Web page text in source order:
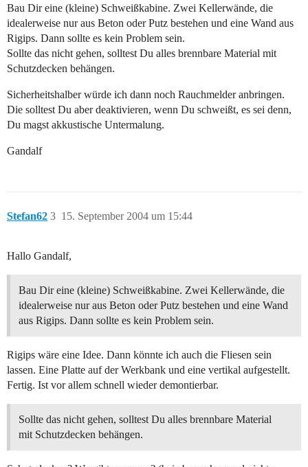
Bau Dir eine (kleine) Schweißkabine. Zwei Kellerwände, die
idealerweise nur aus Beton oder Putz bestehen und eine Wand aus
Rigips. Dann sollte es kein Problem sein.
Sollte das nicht gehen, solltest Du alles brennbare Material mit
Schutzdecken behängen.
Sicherheitshalber würde ich dann noch Rauchmelder anbringen.
Die solltest Du aber deaktivieren, wenn Du schweißt, es sei denn,
Du magst akkustische Untermalung.
Gandalf
Stefan62 15. September 2004 um 15:44
3
Hallo Gandalf,
Bau Dir eine (kleine) Schweißkabine. Zwei Kellerwände, die
idealerweise nur aus Beton oder Putz bestehen und eine Wand
aus Rigips. Dann sollte es kein Problem sein.
Rigips wäre eine Idee. Dann könnte ich auch die Fliesen sein
lassen. Eine Platte auf der Werkbank und eine vertikal aufgestellt.
Fertig. Ist vor allem schnell wieder demontierbar.
Sollte das nicht gehen, solltest Du alles brennbare Material
mit Schutzdecken behängen.